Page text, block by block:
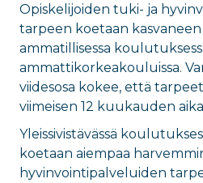
Opiskelijoiden tuki- ja
tarpeen koetaan
ammatillisessa
ammattikorkeakouluissa.
viidesosa kokee, että
viimeisen 12 kuukauden
Yleissivistävässä
koetaan aiempaa
hyvinvointipalveluiden